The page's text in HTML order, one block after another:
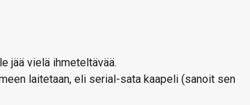
jää vielä ihmeteltävää.
laitetaan, eli serial-sata kaapeli (sanoit sen